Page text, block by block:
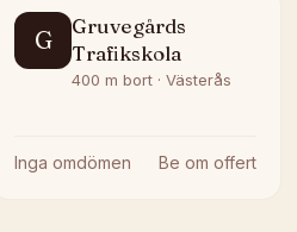
G
Gruvegårds
Trafikskola
400 m bort · Västerås
Inga omdömen Be om offert